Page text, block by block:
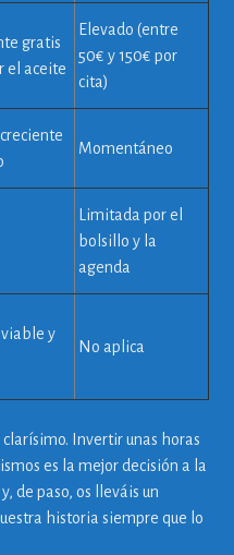
gratis
el aceite
Elevado (entre
50€ y 150€ por
cita)
Momentáneo
Limitada por el
bolsillo y la
agenda
y
No aplica
Invertir unas horas
es la mejor decisión a la
de paso, os lleváis un
historia siempre que lo